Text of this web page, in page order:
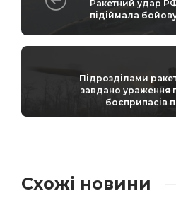
Ракетний удар
підіймала
Підрозділами
завдано ураження
боєприпасів
Схожі новини